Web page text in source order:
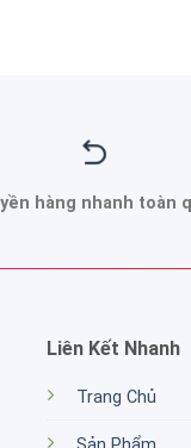
hàng nhanh toàn
Liên Kết Nhanh
Trang Chủ